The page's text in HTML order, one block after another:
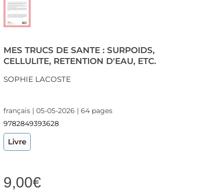
MES TRUCS DE SANTE : SURPOIDS,
CELLULITE, RETENTION D'EAU, ETC.
SOPHIE LACOSTE
français | 05-05-2026 | 64 pages
9782849393628
Livre
9,00€